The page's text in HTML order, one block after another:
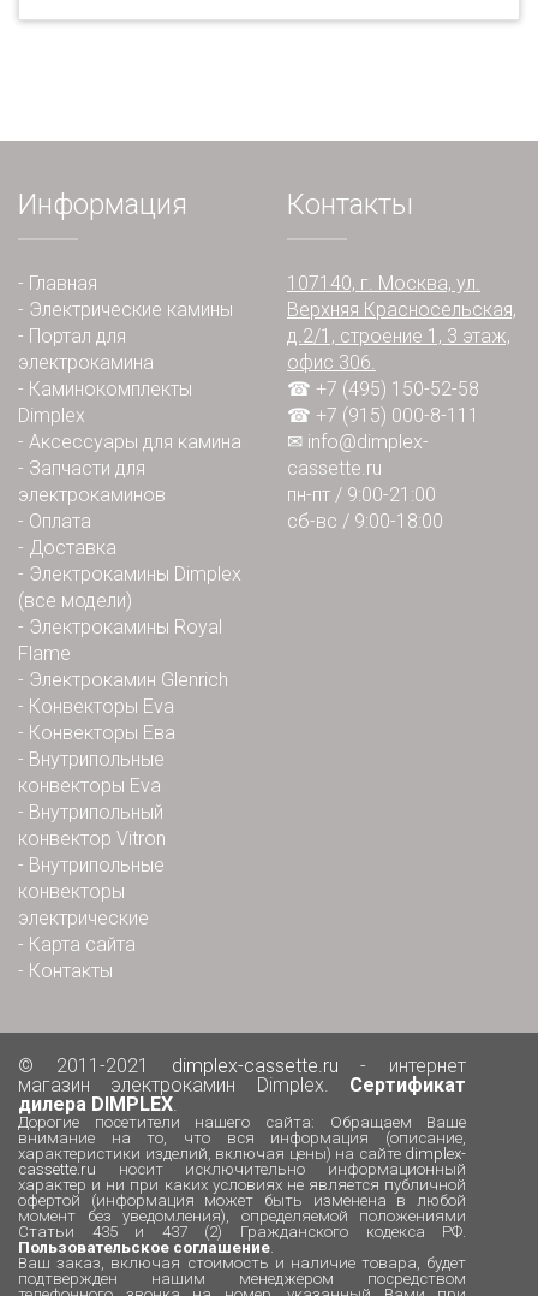
Информация
- Главная
- Электрические камины
- Портал для
электрокамина
- Каминокомплекты
Dimplex
- Аксессуары для камина
- Запчасти для
электрокаминов
- Оплата
- Доставка
- Электрокамины Dimplex
(все модели)
- Электрокамины Royal
Flame
- Электрокамин Glenrich
- Конвекторы Eva
- Конвекторы Ева
- Внутрипольные
конвекторы Eva
- Внутрипольный
конвектор Vitron
- Внутрипольные
конвекторы
электрические
- Карта сайта
- Контакты
Контакты
107140, г. Москва, ул.
Верхняя Красносельская,
д.2/1, строение 1, 3 этаж,
офис 306.
☎ +7 (495) 150-52-58
☎ +7 (915) 000-8-111
✉ info@dimplex-
cassette.ru
пн-пт / 9:00-21:00
сб-вс / 9:00-18:00
© 2011-2021 dimplex-cassette.ru - интернет
магазин электрокамин Dimplex. Сертификат
дилера DIMPLEX
Дорогие посетители нашего сайта: Обращаем Ваше
внимание на то, что вся информация (описание,
характеристики изделий, включая цены) на сайте dimplex-
cassette.ru носит исключительно информационный
характер и ни при каких условиях не является публичной
офертой (информация может быть изменена в любой
момент без уведомления), определяемой положениями
Статьи 435 и 437 (2) Гражданского кодекса РФ.
Пользовательское соглашение
Ваш заказ, включая стоимость и наличие товара, будет
подтвержден нашим менеджером посредством